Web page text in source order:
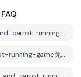
FAQ
我如何從PGYER APK HUB下載pepper-and-carrot-running-game？
PGYER APK HUB上的pepper-and-carrot-running-game免費下載嗎？